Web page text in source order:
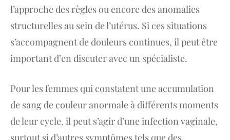
l’approche des règles ou encore des anomalies
structurelles au sein de l’utérus. Si ces situations
s’accompagnent de douleurs continues, il peut être
important d’en discuter avec un spécialiste.
Pour les femmes qui constatent une accumulation
de sang de couleur anormale à différents moments
de leur cycle, il peut s’agir d’une infection vaginale,